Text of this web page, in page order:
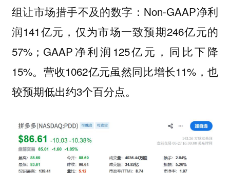
组让市场措手不及的数字：Non-GAAP净利
润141亿元，仅为市场一致预期246亿元的
57%；GAAP净利润125亿元，同比下降
15%。营收1062亿元虽然同比增长11%，也
较预期低出约3个百分点。